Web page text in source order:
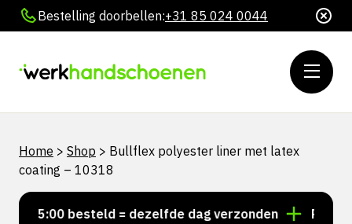
Bestelling doorbellen:+31 85 024 0044
Home > Shop > Bullflex polyester liner met latex
coating – 10318
15:00 besteld = dezelfde dag verzonden